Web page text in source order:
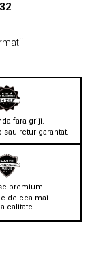
fara griji.
retur garantat.
premium.
de cea mai
calitate.